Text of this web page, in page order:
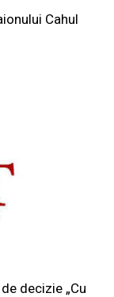
Cahul
decizie „Cu